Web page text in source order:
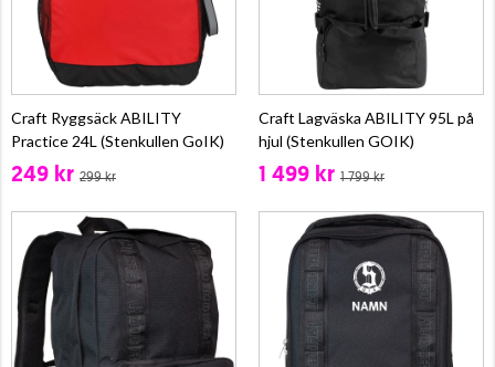
Craft Ryggsäck ABILITY
Practice 24L (Stenkullen GoIK)
249 kr 299 kr
Craft Lagväska ABILITY 95L på
hjul (Stenkullen GOIK)
1 499 kr 1 799 kr